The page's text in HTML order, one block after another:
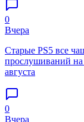
0
Вчера
Старые PS5 все
прослушиваний
августа
0
Вчера